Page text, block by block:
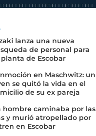
lanza una nueva
de personal para
planta de Escobar
en Maschwitz: un
se quitó la vida en el
de su ex pareja
hombre caminaba por las
y murió atropellado por
en Escobar